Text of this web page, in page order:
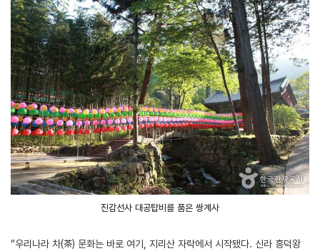
진감선사 대공탑비를 품은 쌍계사
“우리나라 차(茶) 문화는 바로 여기, 지리산 자락에서 시작됐다. 신라 흥덕왕